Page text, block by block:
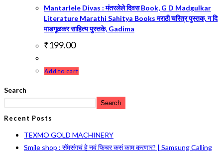
Mantarlele Divas : मंतरलेले दिवस Book, G D Madgulkar
Literature Marathi Sahitya Books मराठी चरित्र पुस्तक, ग दि
माडगूळकर साहित्य पुस्तके, Gadima
₹199.00
Add to cart
Search
Search
Recent Posts
TEXMO GOLD MACHINERY
Smile shop : सॅमसंगचं हे नवं फिचर कसं काम करणार? | Samsung Calling